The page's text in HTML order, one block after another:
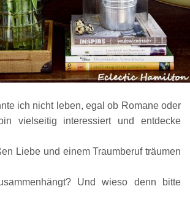
ich nicht leben, egal ob Romane oder
vielseitig interessiert und entdecke
Liebe und einem Traumberuf träumen
Und wieso denn bitte